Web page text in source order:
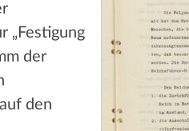
„Festigung
der
den